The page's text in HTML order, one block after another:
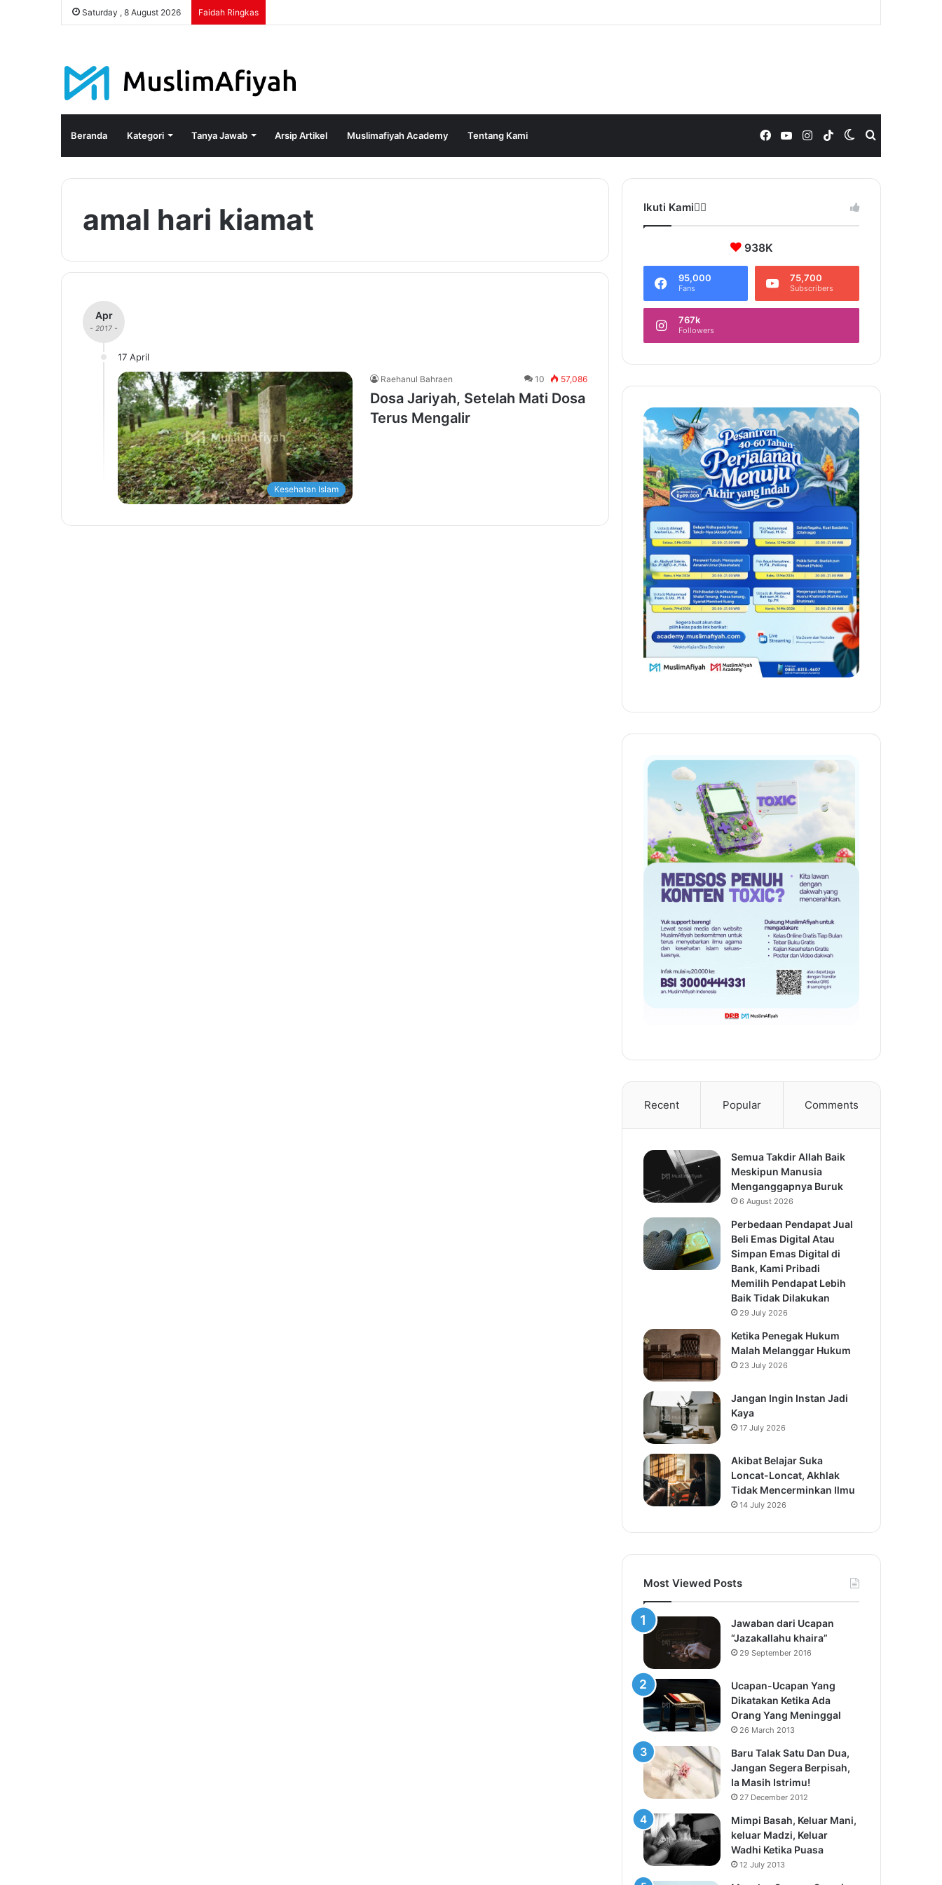
Saturday , 8 August 2026 Faidah Ringkas
Beranda Kategori Tanya Jawab Arsip Artikel Muslimafiyah Academy Tentang Kami Switch
skin
TikTok
Instagram
YouTube
Facebook
amal hari kiamat
Apr
- 2017 -
17 April
Kesehatan Islam
Raehanul Bahraen 10 57,086
Dosa Jariyah, Setelah Mati Dosa
Terus Mengalir
Ikuti Kami❤️‍🔥
938K
95,000
Fans
75,700
Subscribers
767k
Followers
Recent Popular Comments
Semua Takdir Allah Baik
Meskipun Manusia
Menganggapnya Buruk
6 August 2026
Perbedaan Pendapat Jual
Beli Emas Digital Atau
Simpan Emas Digital di
Bank, Kami Pribadi
Memilih Pendapat Lebih
Baik Tidak Dilakukan
29 July 2026
Ketika Penegak Hukum
Malah Melanggar Hukum
23 July 2026
Jangan Ingin Instan Jadi
Kaya
17 July 2026
Akibat Belajar Suka
Loncat-Loncat, Akhlak
Tidak Mencerminkan Ilmu
14 July 2026
Most Viewed Posts
Jawaban dari Ucapan
“Jazakallahu khaira”
29 September 2016
Ucapan-Ucapan Yang
Dikatakan Ketika Ada
Orang Yang Meninggal
26 March 2013
Baru Talak Satu Dan Dua,
Jangan Segera Berpisah,
Ia Masih Istrimu!
27 December 2012
Mimpi Basah, Keluar Mani,
keluar Madzi, Keluar
Wadhi Ketika Puasa
12 July 2013